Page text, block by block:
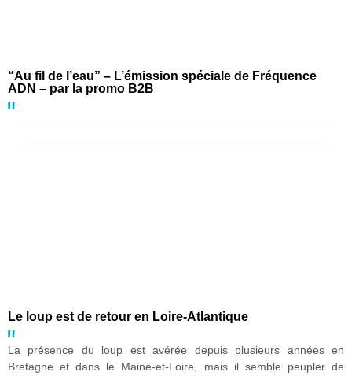
“Au fil de l’eau” – L’émission spéciale de Fréquence
ADN – par la promo B2B
Le loup est de retour en Loire-Atlantique
La présence du loup est avérée depuis plusieurs années en
Bretagne et dans le Maine-et-Loire, mais il semble peupler de